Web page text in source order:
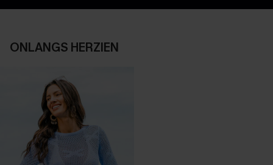
ONLANGS HERZIEN